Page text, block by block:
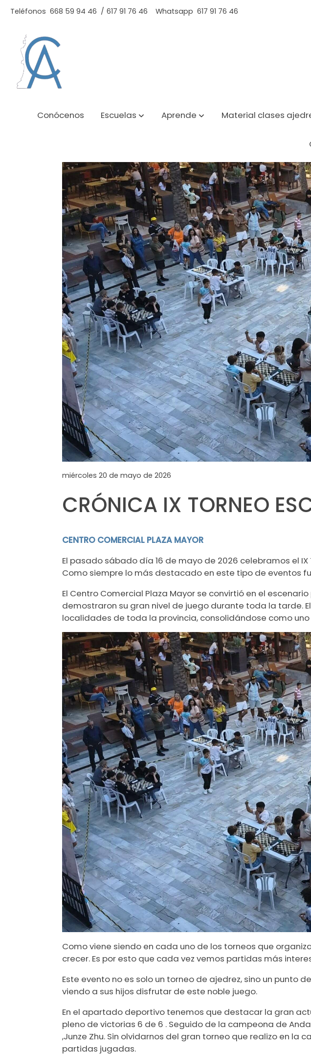
Teléfonos 668 59 94 46 / 617 91 76 46 Whatsapp 617 91 76 46
Conócenos Escuelas Aprende Material clases
miércoles 20 de mayo de 2026
CRÓNICA IX TORNEO
CENTRO COMERCIAL PLAZA MAYOR
El pasado sábado día 16 de mayo de 2026 celebramos el
Como siempre lo más destacado en este tipo de eventos
El Centro Comercial Plaza Mayor se convirtió en el
demostraron su gran nivel de juego durante toda la tarde.
localidades de toda la provincia, consolidándose como
Como viene siendo en cada uno de los torneos que
crecer. Es por esto que cada vez vemos partidas más
Este evento no es solo un torneo de ajedrez, sino un
viendo a sus hijos disfrutar de este noble juego.
En el apartado deportivo tenemos que destacar la gran
pleno de victorias 6 de 6 . Seguido de la campeona de
,Junze Zhu. Sin olvidarnos del gran torneo que realizo en la
partidas jugadas.